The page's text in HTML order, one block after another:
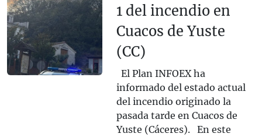
1 del incendio en
Cuacos de Yuste
(CC)
El Plan INFOEX ha
informado del estado actual
del incendio originado la
pasada tarde en Cuacos de
Yuste (Cáceres). En este